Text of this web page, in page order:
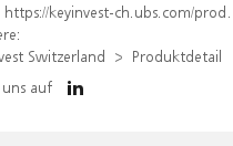
https://keyinvest-ch.ubs.com/produkt/detail/index/isin/CH1562161443
Switzerland
Produktdetail
uns auf